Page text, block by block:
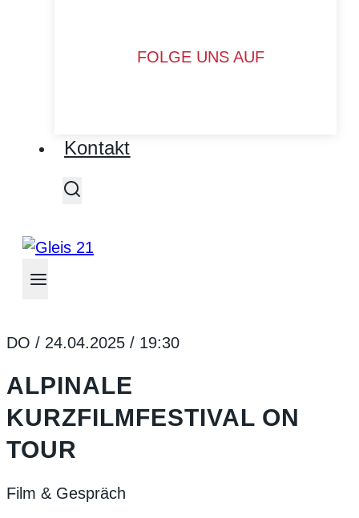
FOLGE UNS AUF
Kontakt
DO / 24.04.2025 / 19:30
ALPINALE
KURZFILMFESTIVAL ON
TOUR
Film & Gespräch